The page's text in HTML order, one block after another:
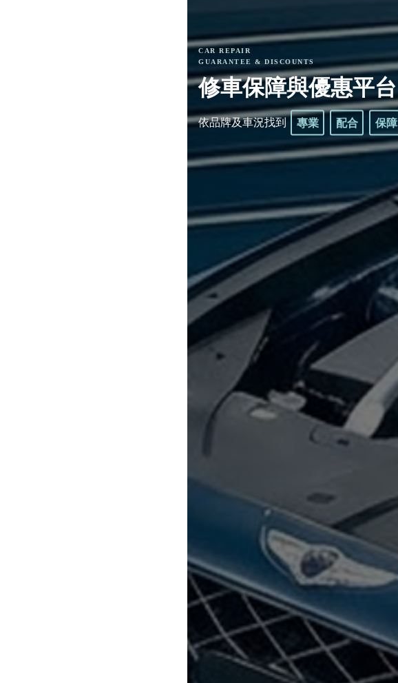
CAR REPAIR
GUARANTEE & DISCOUNTS
修車保障與優惠平台
依品牌及車況找到 專業 配合 保障